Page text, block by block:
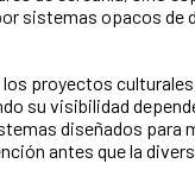
sistemas opacos de
los proyectos
su visibilidad
diseñados para
antes que la